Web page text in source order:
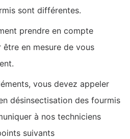
sont différentes.
prendre en compte
en mesure de vous
vous devez appeler
désinsectisation des fourmis
à nos techniciens
suivants